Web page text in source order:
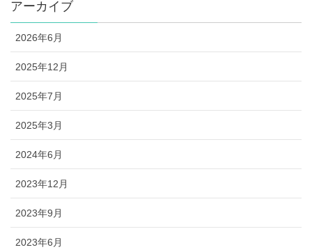
アーカイブ
2026年6月
2025年12月
2025年7月
2025年3月
2024年6月
2023年12月
2023年9月
2023年6月